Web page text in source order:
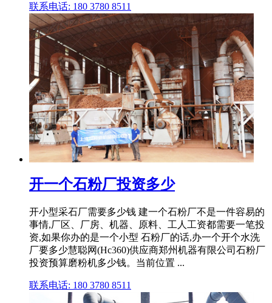
联系电话: 180 3780 8511
开一个石粉厂投资多少
开小型采石厂需要多少钱 建一个石粉厂不是一件容易的
事情,厂区、厂房、机器、原料、工人工资都需要一笔投
资,如果你办的是一个小型 石粉厂的话,办一个开个水洗
厂要多少慧聪网(Hc360)供应商郑州机器有限公司石粉厂
投资预算磨粉机多少钱。当前位置 ...
联系电话: 180 3780 8511